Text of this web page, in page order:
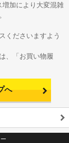
増加により大変混雑
くださいますよう
、「お買い物履
へ